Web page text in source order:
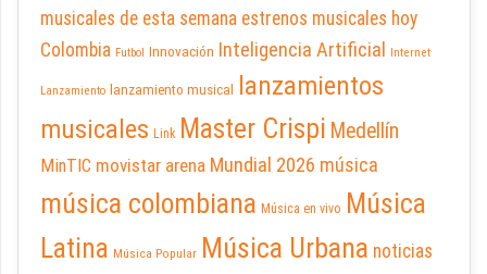
musicales de esta semana estrenos musicales hoy
Colombia Futbol Innovación Inteligencia Artificial Internet
Lanzamiento lanzamiento musical
lanzamientos
musicales Link Master Crispi Medellín
MinTIC movistar arena Mundial 2026 música
música colombiana Música en vivo Música
Latina Música Popular Música Urbana noticias